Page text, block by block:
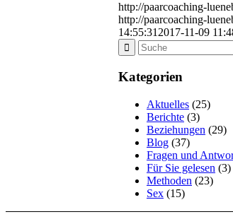
http://paarcoaching-
http://paarcoaching-
14:55:31 2017-11-09
Kategorien
Aktuelles (25)
Berichte (3)
Beziehungen (29)
Blog (37)
Fragen und
Für Sie gelesen (3)
Methoden (23)
Sex (15)